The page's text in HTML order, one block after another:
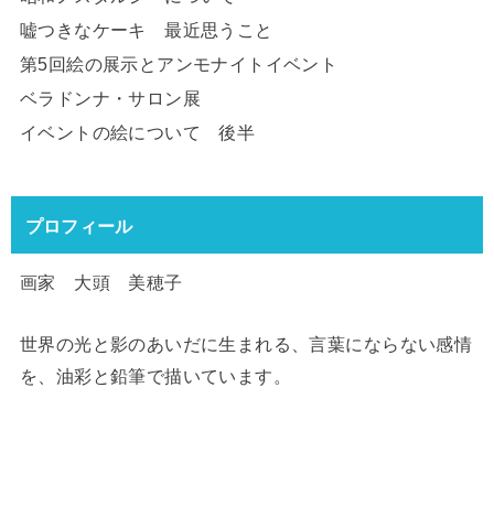
嘘つきなケーキ 最近思うこと
第5回絵の展示とアンモナイトイベント
ベラドンナ・サロン展
イベントの絵について 後半
プロフィール
画家 大頭 美穂子
世界の光と影のあいだに生まれる、言葉にならない感情
を、油彩と鉛筆で描いています。